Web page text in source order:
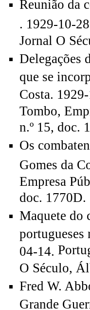
Reunião da
. 1929-10-28.
Jornal O
Delegações
que se
Costa. 1929-
Tombo,
n.º 15, doc.
Os
Gomes da
Empresa
doc. 1770D.
Maquete do
portugueses
04-14.
O Século,
Fred W.
Grande